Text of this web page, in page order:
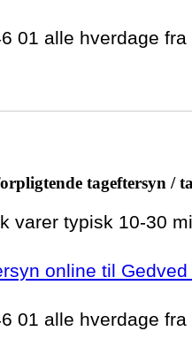
01 alle hverdage fra
tageftersyn /
varer typisk 10-30
online til Gedved
01 alle hverdage fra